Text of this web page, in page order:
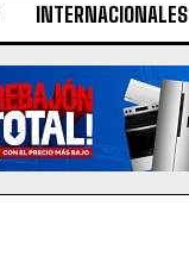
INTERNACIONALES